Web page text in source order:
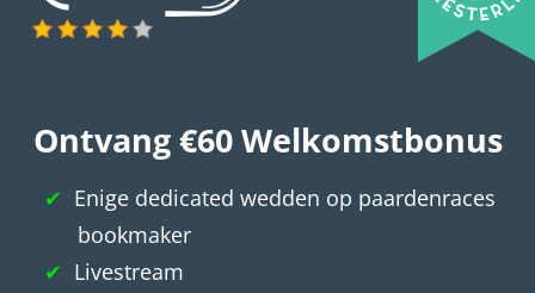
Ontvang €60 Welkomstbonus
Enige dedicated wedden op paardenraces
bookmaker
Livestream